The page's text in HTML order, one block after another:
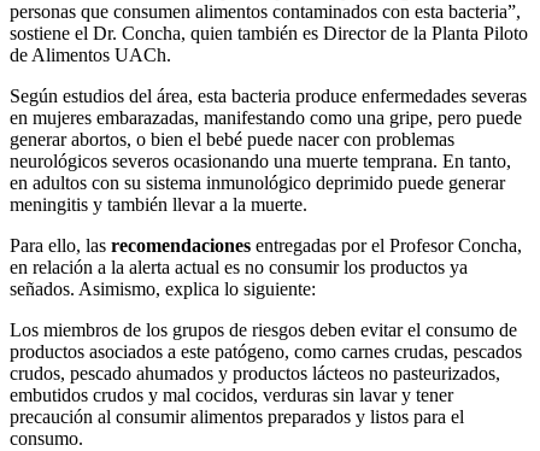
personas que consumen alimentos contaminados con esta bacteria”,
sostiene el Dr. Concha, quien también es Director de la Planta Piloto
de Alimentos UACh.
Según estudios del área, esta bacteria produce enfermedades severas
en mujeres embarazadas, manifestando como una gripe, pero puede
generar abortos, o bien el bebé puede nacer con problemas
neurológicos severos ocasionando una muerte temprana. En tanto,
en adultos con su sistema inmunológico deprimido puede generar
meningitis y también llevar a la muerte.
Para ello, las recomendaciones entregadas por el Profesor Concha,
en relación a la alerta actual es no consumir los productos ya
señados. Asimismo, explica lo siguiente:
Los miembros de los grupos de riesgos deben evitar el consumo de
productos asociados a este patógeno, como carnes crudas, pescados
crudos, pescado ahumados y productos lácteos no pasteurizados,
embutidos crudos y mal cocidos, verduras sin lavar y tener
precaución al consumir alimentos preparados y listos para el
consumo.